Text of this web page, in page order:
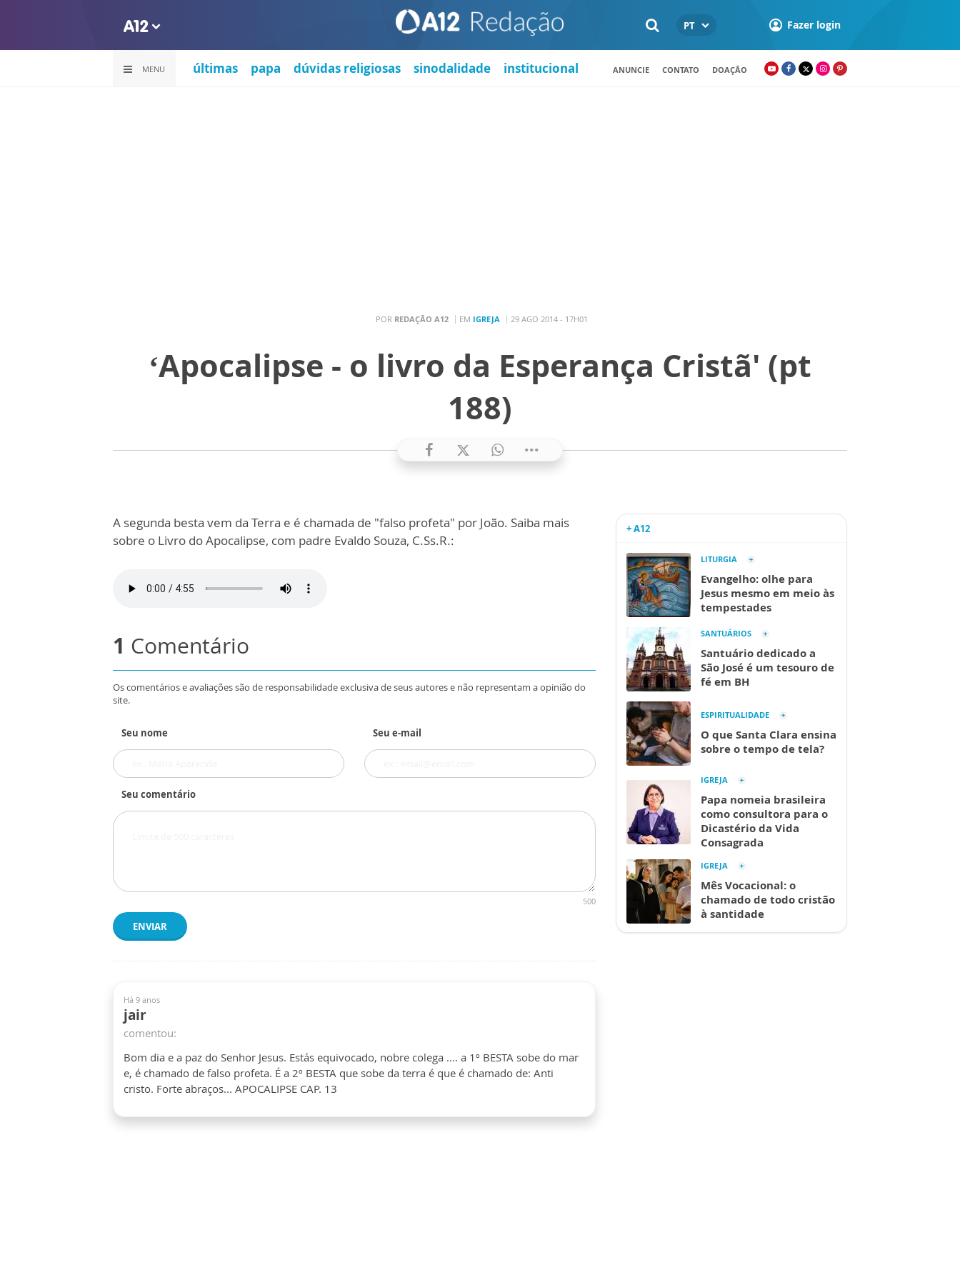
PT Fazer login
MENU últimas papa dúvidas religiosas sinodalidade institucional ANUNCIE CONTATO DOAÇÃO
POR REDAÇÃO A12 EM IGREJA 29 AGO 2014 - 17H01
‘Apocalipse - o livro da Esperança Cristã' (pt
188)
A segunda besta vem da Terra e é chamada de "falso profeta" por João. Saiba mais
sobre o Livro do Apocalipse, com padre Evaldo Souza, C.Ss.R.:
1 Comentário
Os comentários e avaliações são de responsabilidade exclusiva de seus autores e não representam a opinião do
site.
Seu nome Seu e-mail
Seu comentário
500
ENVIAR
Há 9 anos
jair
comentou:
Bom dia e a paz do Senhor Jesus. Estás equivocado, nobre colega .... a 1º BESTA sobe do mar
e, é chamado de falso profeta. É a 2º BESTA que sobe da terra é que é chamado de: Anti
cristo. Forte abraços... APOCALIPSE CAP. 13
+ A12
LITURGIA
Evangelho: olhe para
Jesus mesmo em meio às
tempestades
SANTUÁRIOS
Santuário dedicado a
São José é um tesouro de
fé em BH
ESPIRITUALIDADE
O que Santa Clara ensina
sobre o tempo de tela?
IGREJA
Papa nomeia brasileira
como consultora para o
Dicastério da Vida
Consagrada
IGREJA
Mês Vocacional: o
chamado de todo cristão
à santidade